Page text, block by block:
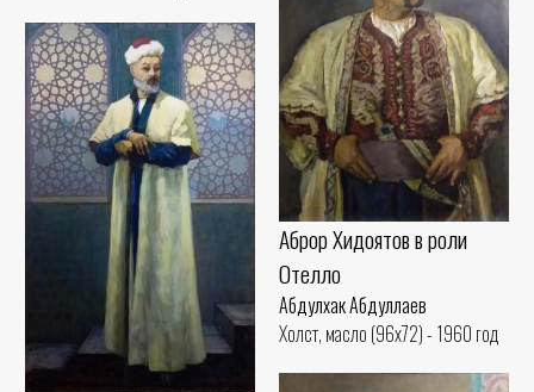
Аброр Хидоятов в роли
Отелло
Абдулхак Абдуллаев
Холст, масло (96x72) - 1960 год